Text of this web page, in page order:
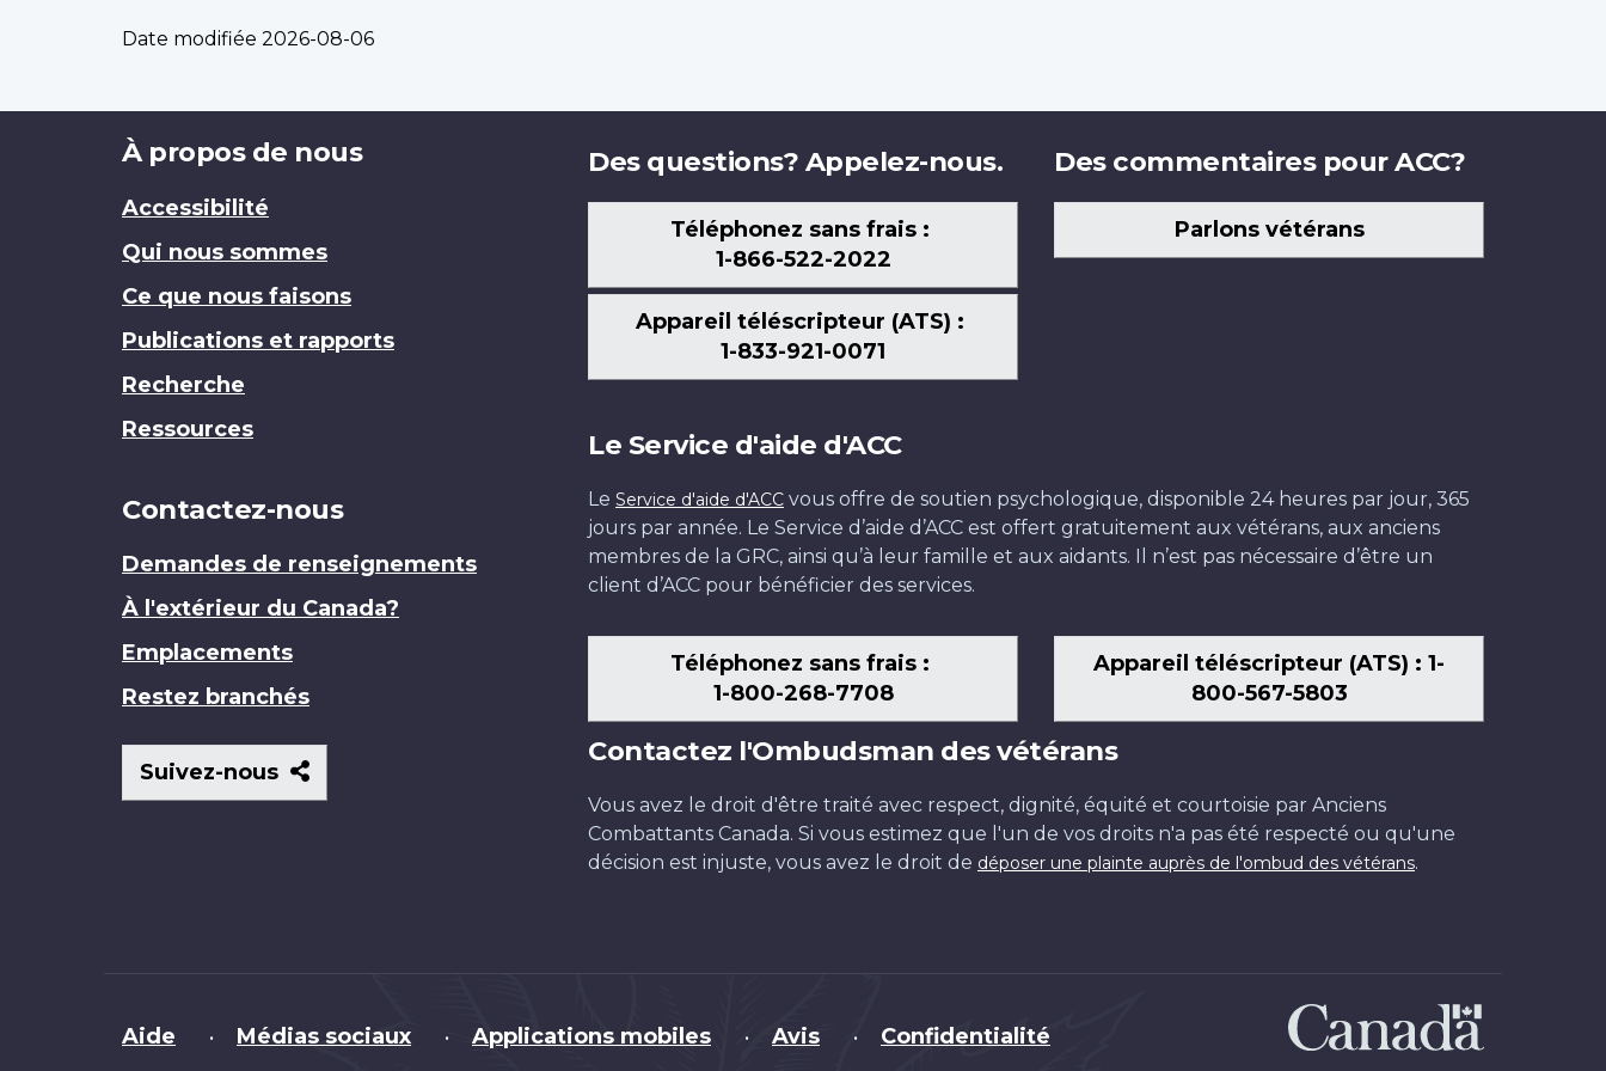
Date modifiée 2026-08-06
Brand
À propos de nous
Accessibilité
Qui nous sommes
Ce que nous faisons
Publications et rapports
Recherche
Ressources
Contactez-nous
Demandes de renseignements
À l'extérieur du Canada?
Emplacements
Restez branchés
Suivez-nous
Suivez-
nous
Des questions? Appelez-nous.
Téléphonez sans frais :
1-866-522-2022
Appareil téléscripteur (ATS) :
1-833-921-0071
Des commentaires pour ACC?
Parlons vétérans
Le Service d'aide d'ACC
Le Service d'aide d'ACC vous offre de soutien psychologique, disponible 24 heures par jour, 365
jours par année. Le Service d’aide d’ACC est offert gratuitement aux vétérans, aux anciens
membres de la GRC, ainsi qu’à leur famille et aux aidants. Il n’est pas nécessaire d’être un
client d’ACC pour bénéficier des services.
Téléphonez sans frais :
1-800-268-7708
Appareil téléscripteur (ATS) : 1-
800-567-5803
Contactez l'Ombudsman des vétérans
Vous avez le droit d'être traité avec respect, dignité, équité et courtoisie par Anciens
Combattants Canada. Si vous estimez que l'un de vos droits n'a pas été respecté ou qu'une
décision est injuste, vous avez le droit de déposer une plainte auprès de l'ombud des vétérans.
Brand
Aide • Médias sociaux • Applications mobiles • Avis • Confidentialité